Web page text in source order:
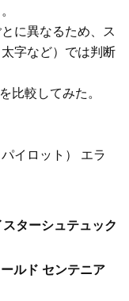
に異なるため、ス
字など）では判断
比較してみた。
イロット） エラ
ターシュテュック
ルド センテニア